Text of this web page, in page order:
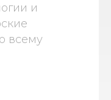
и
всему